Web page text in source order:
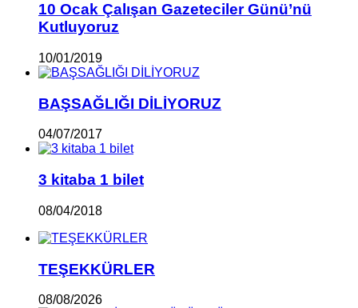
10 Ocak Çalışan Gazeteciler Günü’nü
Kutluyoruz
10/01/2019
BAŞSAĞLIĞI DİLİYORUZ
04/07/2017
3 kitaba 1 bilet
08/04/2018
TEŞEKKÜRLER
08/08/2026